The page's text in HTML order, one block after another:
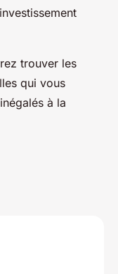
trouver les
qui vous
à la